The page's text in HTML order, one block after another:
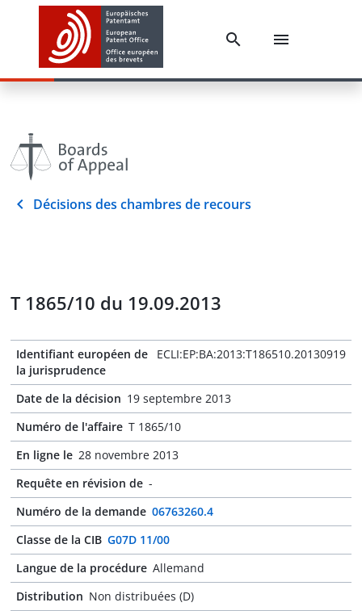
Décisions des chambres de recours
T 1865/10 du 19.09.2013
Identifiant européen de
la jurisprudence
ECLI:EP:BA:2013:T186510.20130919
Date de la décision 19 septembre 2013
Numéro de l'affaire T 1865/10
En ligne le 28 novembre 2013
Requête en révision de -
Numéro de la demande 06763260.4
Classe de la CIB G07D 11/00
Langue de la procédure Allemand
Distribution Non distribuées (D)